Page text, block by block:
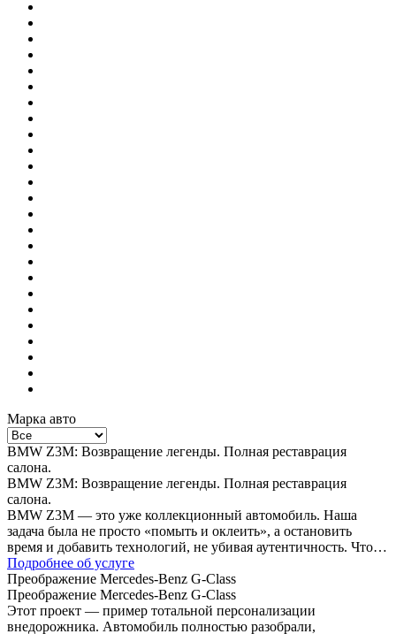
Марка авто
BMW Z3M: Возвращение легенды. Полная реставрация
салона.
BMW Z3M: Возвращение легенды. Полная реставрация
салона.
BMW Z3M — это уже коллекционный автомобиль. Наша
задача была не просто «помыть и оклеить», а остановить
время и добавить технологий, не убивая аутентичность. Что…
Подробнее об услуге
Преображение Mercedes-Benz G-Class
Преображение Mercedes-Benz G-Class
Этот проект — пример тотальной персонализации
внедорожника. Автомобиль полностью разобрали,